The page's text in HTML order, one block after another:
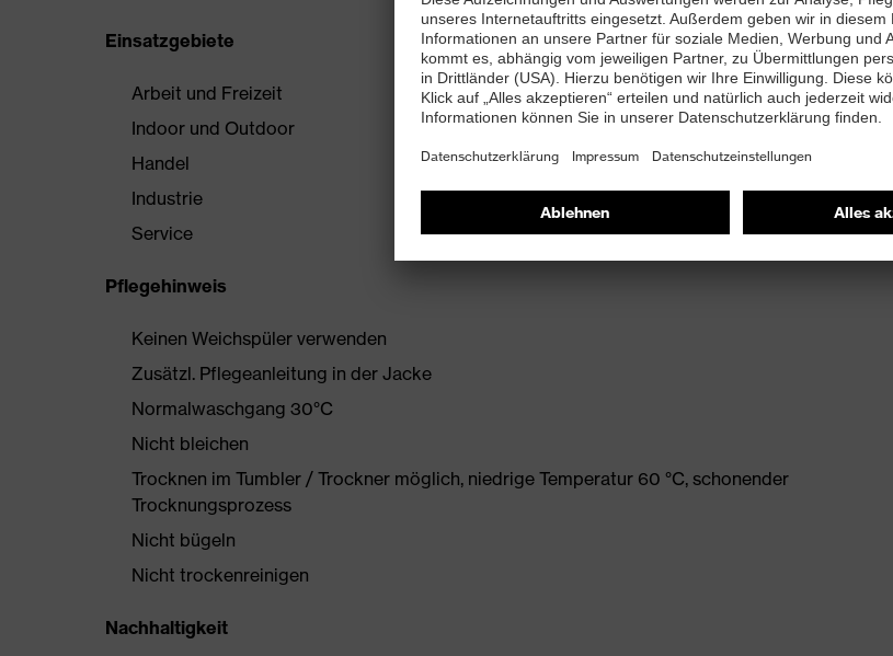
Einsatzgebiete
Arbeit und Freizeit
Indoor und Outdoor
Handel
Industrie
Service
Pflegehinweis
Keinen Weichspüler verwenden
Zusätzl. Pflegeanleitung in der Jacke
Normalwaschgang 30°C
Nicht bleichen
Trocknen im Tumbler / Trockner möglich, niedrige Temperatur 60 °C, schonender
Trocknungsprozess
Nicht bügeln
Nicht trockenreinigen
Nachhaltigkeit